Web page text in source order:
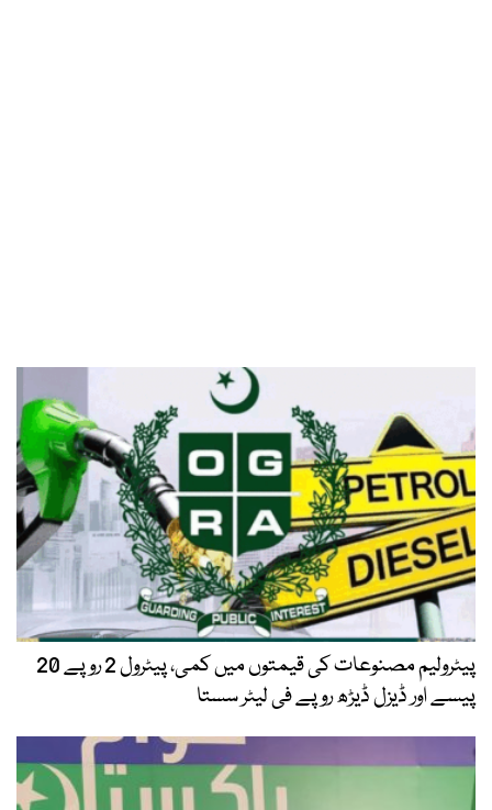
پیٹرولیم مصنوعات کی قیمتوں میں کمی، پیٹرول 2 روپے 20
پیسے اور ڈیزل ڈیڑھ روپے فی لیٹر سستا